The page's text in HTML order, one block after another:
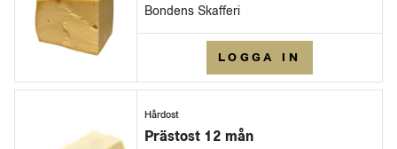
Bondens Skafferi
LOGGA IN
Hårdost
Prästost 12 mån